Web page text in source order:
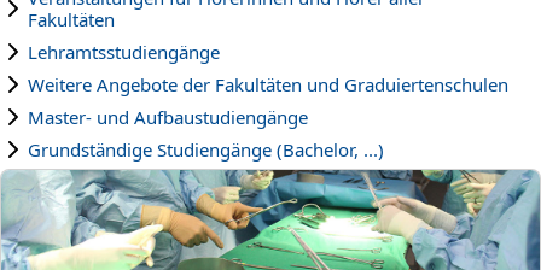
Fakultäten
Lehramtsstudiengänge
Weitere Angebote der Fakultäten und Graduiertenschulen
Master- und Aufbaustudiengänge
Grundständige Studiengänge (Bachelor, ...)
WS26:Blockpraktika 10. Semester